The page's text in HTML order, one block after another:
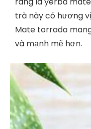
trà này có hương
Mate torrada
và mạnh mẽ hơn.